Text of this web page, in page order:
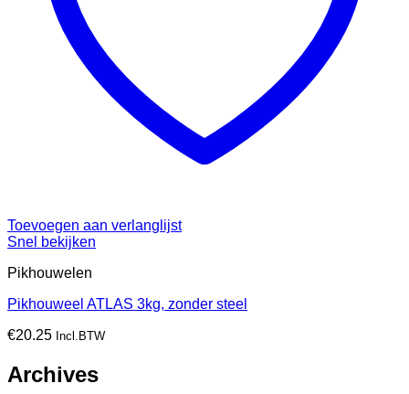
Toevoegen aan verlanglijst
Snel bekijken
Pikhouwelen
Pikhouweel ATLAS 3kg, zonder steel
€20.25 Incl.BTW
Archives